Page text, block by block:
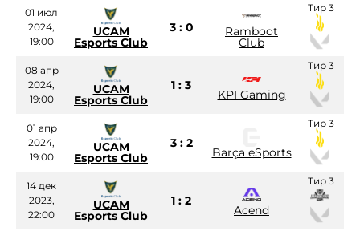
01 июл
2024,
19:00
UCAM
Esports Club
3 : 0 Ramboot
Club
Тир 3
08 апр
2024,
19:00
UCAM
Esports Club
1 : 3
KPI Gaming
Тир 3
01 апр
2024,
19:00
UCAM
Esports Club
3 : 2
Barça eSports
Тир 3
14 дек
2023,
22:00
UCAM
Esports Club
1 : 2
Acend
Тир 3